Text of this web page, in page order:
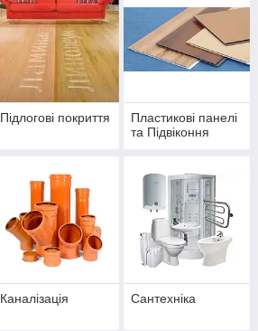
Підлогові покриття
Пластикові панелі
та Підвіконня
Каналізація Сантехніка